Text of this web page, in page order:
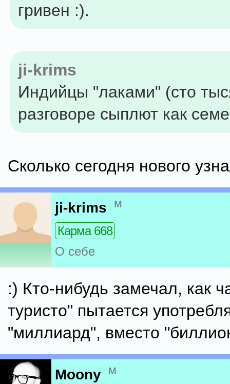
гривен :).
ji-krims
Индийцы "лаками" (сто
разговоре сыплют как
Сколько сегодня нового
ji-krims м
Карма 668
О себе
:) Кто-нибудь замечал, как
туристо" пытается
"миллиард", вместо
Moony м